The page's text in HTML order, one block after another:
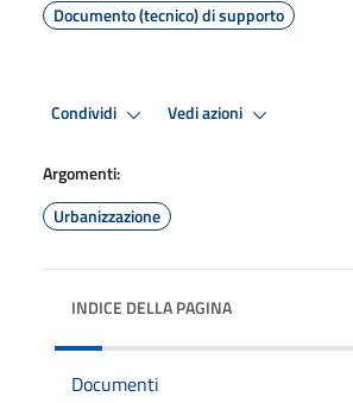
Documento (tecnico) di supporto
Condividi Vedi azioni
Argomenti:
Urbanizzazione
INDICE DELLA PAGINA
Documenti